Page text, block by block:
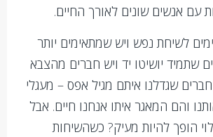
עם אנשים שונים לאורך החיים.
לשיחת נפש ויש שמתאימים יותר
שתמיד יושיטו יד ויש חברים מהצבא
שגדלנו איתם מגיל אפס – מעגלי
והם המאגר איתו אנחנו חיים. אבל
הופך להיות מעיק? כשהשיחות